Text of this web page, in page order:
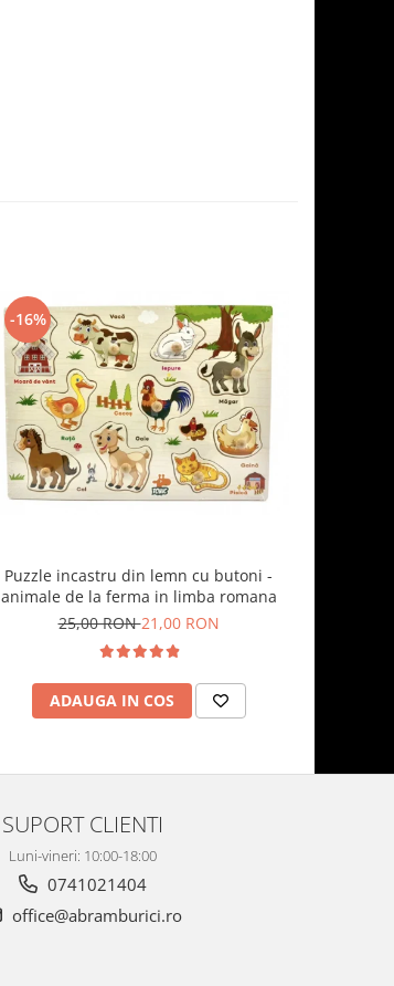
-16%
Puzzle incastru din lemn cu butoni -
animale de la ferma in limba romana
25,00 RON21,00 RON
ADAUGA IN COS
SUPORT CLIENTI
Luni-vineri: 10:00-18:00
0741021404
office@abramburici.ro